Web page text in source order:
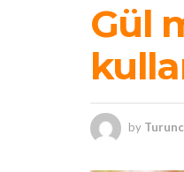
Gül
by